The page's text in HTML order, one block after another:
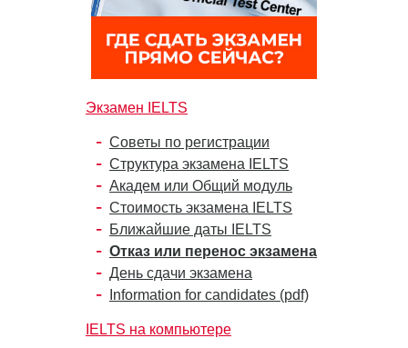
Экзамен IELTS
Советы по регистрации
Структура экзамена IELTS
Академ или Общий модуль
Стоимость экзамена IELTS
Ближайшие даты IELTS
Отказ или перенос экзамена
День сдачи экзамена
Information for candidates (pdf)
IELTS на компьютере